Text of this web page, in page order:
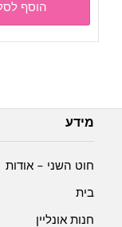
הוסף
מידע
חוט השני – אודות
בית
חנות אונליין